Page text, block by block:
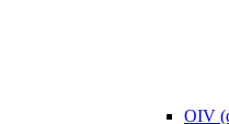
OIV